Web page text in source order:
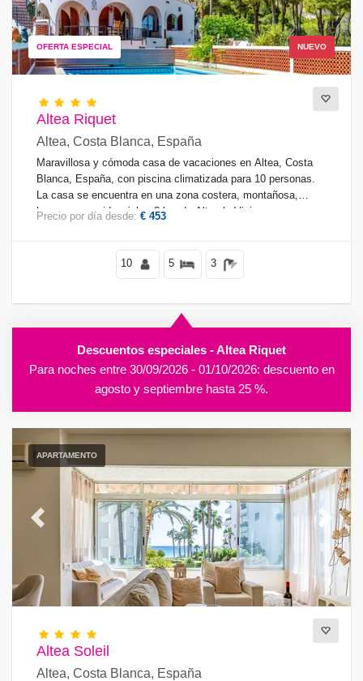
NUEVO
OFERTA ESPECIAL
Altea Riquet
Altea, Costa Blanca, España
Maravillosa y cómoda casa de vacaciones en Altea, Costa
Blanca, España, con piscina climatizada para 10 personas.
La casa se encuentra en una zona costera, montañosa,
boscosa y residencial, a 3 km de Altea la Vieja.
Precio por día desde: € 453
10 5 3
Descuentos especiales - Altea Riquet
Para noches entre 30/09/2026 - 01/10/2026: descuento en
agosto y septiembre hasta 25 %.
APARTAMENTO
Previous Next
Altea Soleil
Altea, Costa Blanca, España